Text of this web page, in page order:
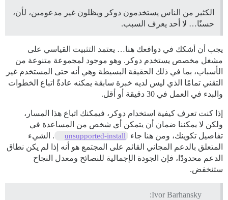
الكثير من الناس يستخدمون دوكر ويظلون غير مدعومين، لأن،
حسنًا… لا أحد يعرف السبب.
يجب أن أشكك في دوافعك هنا… يعتمد التثبيت القياسي على
مشغل مخصص يستخدم دوكر. وهو موجود لمجموعة متنوعة من
الأسباب، بما في ذلك الحقيقة البسيطة وهي أنه حتى المستخدم غير
التقني تمامًا الذي ليس لديه خبرة سابقة يمكنه عادةً اتباع الخطوات
والبدء في العمل في 30 دقيقة أو أقل.
إذا كنت تعرف كيفية استخدام دوكر، فيمكنك اتباع هذا المسار،
ولكن لا يمكننا ضمان أن يتمكن أي شخص من المساعدة في
تفاصيل تكوينك، ومن هنا جاء
unsupported-install
. الشيء
المتعلق بالدعم المجاني القائم على المجتمع هو أنه إذا لم يكن نطاق
الدعم محدودًا، فإن الجودة الإجمالية للنصائح ومعدل النجاح
ستنخفض.
Ivor Barhansky: